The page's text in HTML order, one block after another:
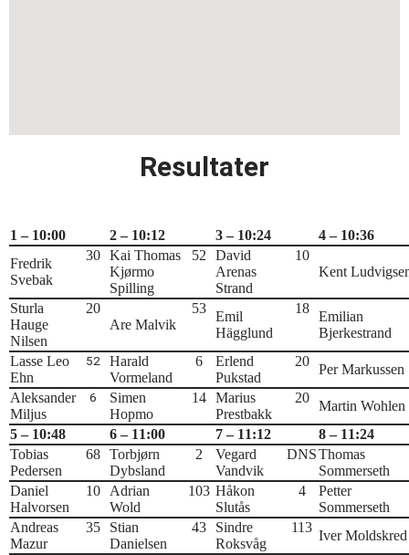
Resultater
1 – 10:00 2 – 10:12 3 – 10:24
4 – 10:36
Fredrik
Svebak
30
Kai Thomas
Kjørmo
Spilling
52
David
Arenas
Strand
10
Kent
Sturla
Hauge
Nilsen
20
Are Malvik
53
Emil
Hägglund
18
Emilian
Bjerkestrand
Lasse Leo
Ehn
52
Harald
Vormeland
6
Erlend
Pukstad
20
Per Markussen
Aleksander
Miljus
6
Simen
Hopmo
14
Marius
Prestbakk
20
Martin Wohlen
5 – 10:48
6 – 11:00 7 – 11:12
8 – 11:24
Tobias
Pedersen
68
Torbjørn
Dybsland
2
Vegard
Vandvik
DNSThomas
Sommerseth
Daniel
Halvorsen
10
Adrian
Wold
103 Håkon
Slutås
4
Petter
Sommerseth
Andreas
Mazur
35
Stian
Danielsen
43
Sindre
Roksvåg
113
Iver Moldskred